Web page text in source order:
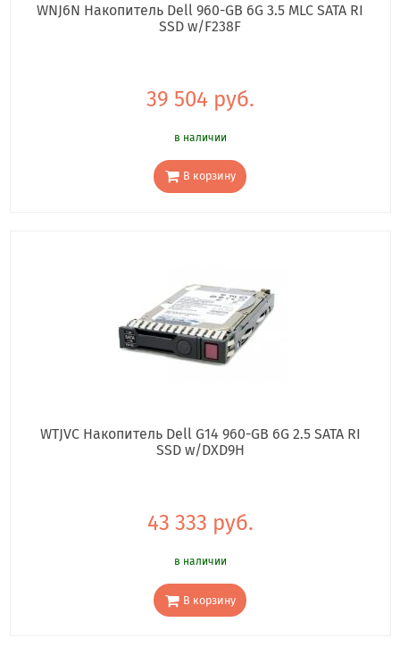
WNJ6N Накопитель Dell 960-GB 6G 3.5 MLC SATA RI
SSD w/F238F
39 504 руб.
в наличии
В корзину
WTJVC Накопитель Dell G14 960-GB 6G 2.5 SATA RI
SSD w/DXD9H
43 333 руб.
в наличии
В корзину